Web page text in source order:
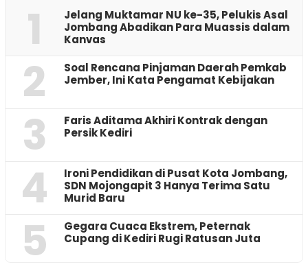
1
Jelang Muktamar NU ke-35, Pelukis Asal
Jombang Abadikan Para Muassis dalam
Kanvas
2
‎Soal Rencana Pinjaman Daerah Pemkab
Jember, Ini Kata Pengamat Kebijakan ‎
3
Faris Aditama Akhiri Kontrak dengan
Persik Kediri
4
Ironi Pendidikan di Pusat Kota Jombang,
SDN Mojongapit 3 Hanya Terima Satu
Murid Baru
5
‎Gegara Cuaca Ekstrem, Peternak
Cupang di Kediri Rugi Ratusan Juta